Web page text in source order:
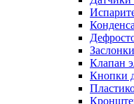
Клапан
Кнопки